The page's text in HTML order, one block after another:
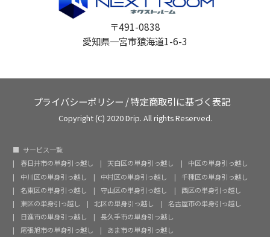
〒491-0838
愛知県一宮市猿海道1-6-3
プライバシーポリシー /特定商取引に基づく表記
Copyright (C) 2020 Drip. All rights Reserved.
サービス一覧
春日井市の単身引っ越し
天白区の単身引っ越し
中区の単身引っ越し
中川区の単身引っ越し
中村区の単身引っ越し
千種区の単身引っ越し
名東区の単身引っ越し
守山区の単身引っ越し
西区の単身引っ越し
東区の単身引っ越し
北区の単身引っ越し
名古屋市の単身引っ越し
日進市の単身引っ越し
長久手市の単身引っ越し
尾張旭市の単身引っ越し
あま市の単身引っ越し